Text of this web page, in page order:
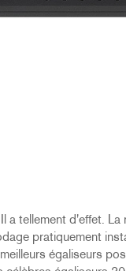
a tellement d'effet.
pratiquement
égaliseurs